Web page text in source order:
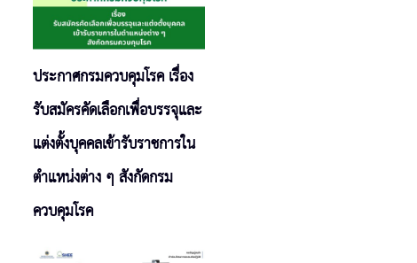
ประกาศกรมควบคุมโรค เรื่อง
รับสมัครคัดเลือกเพื่อบรรจุและ
แต่งตั้งบุคคลเข้ารับราชการใน
ตำแหน่งต่าง ๆ สังกัดกรม
ควบคุมโรค